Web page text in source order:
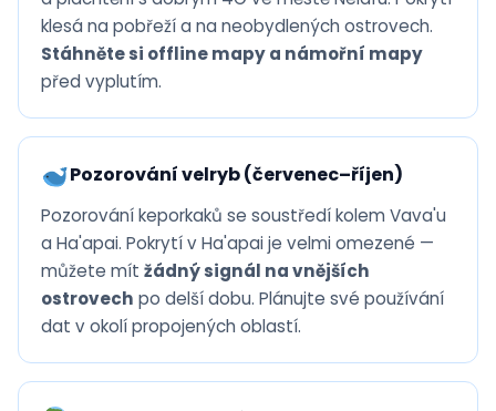
klesá na pobřeží a na neobydlených ostrovech.
Stáhněte si offline mapy a námořní mapy
před vyplutím.
Pozorování velryb (červenec–říjen)
Pozorování keporkaků se soustředí kolem Vava'u
a Ha'apai. Pokrytí v Ha'apai je velmi omezené —
můžete mít žádný signál na vnějších
ostrovech po delší dobu. Plánujte své používání
dat v okolí propojených oblastí.